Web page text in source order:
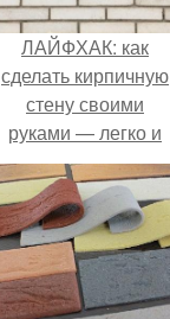
ЛАЙФХАК: как
сделать кирпичную
стену своими
руками — легко и
просто